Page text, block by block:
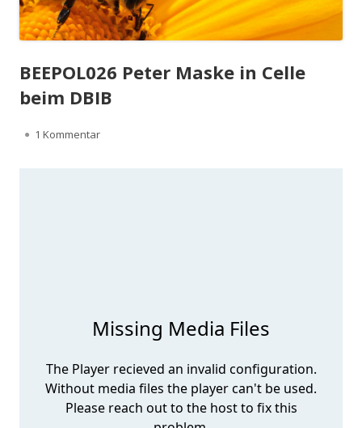
BEEPOL026 Peter Maske in Celle
beim DBIB
1 Kommentarzu BEEPOL026 Peter Maske in Celle beim DBIB